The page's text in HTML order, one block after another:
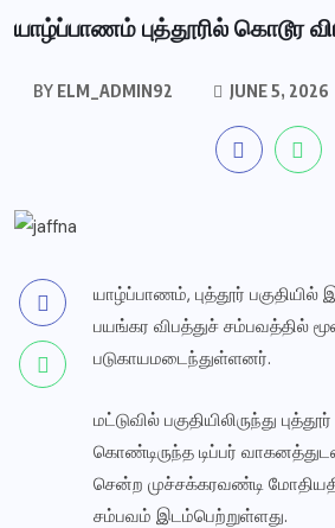
யாழ்ப்பாணம் புத்தூரில் கொடூர
BY ELM_ADMIN92 JUNE 5, 2026
யாழ்ப்பாணம், புத்தூர்
பயங்கர விபத்துச் சம்பவத்தில்
படுகாயமடைந்துள்ளனர்.
மட்டுவில் பகுதியிலிருந்து
கொண்டிருந்த டிப்பர்
சென்ற முச்சக்கரவண்டி
சம்பவம் இடம்பெற்றுள்ளது.